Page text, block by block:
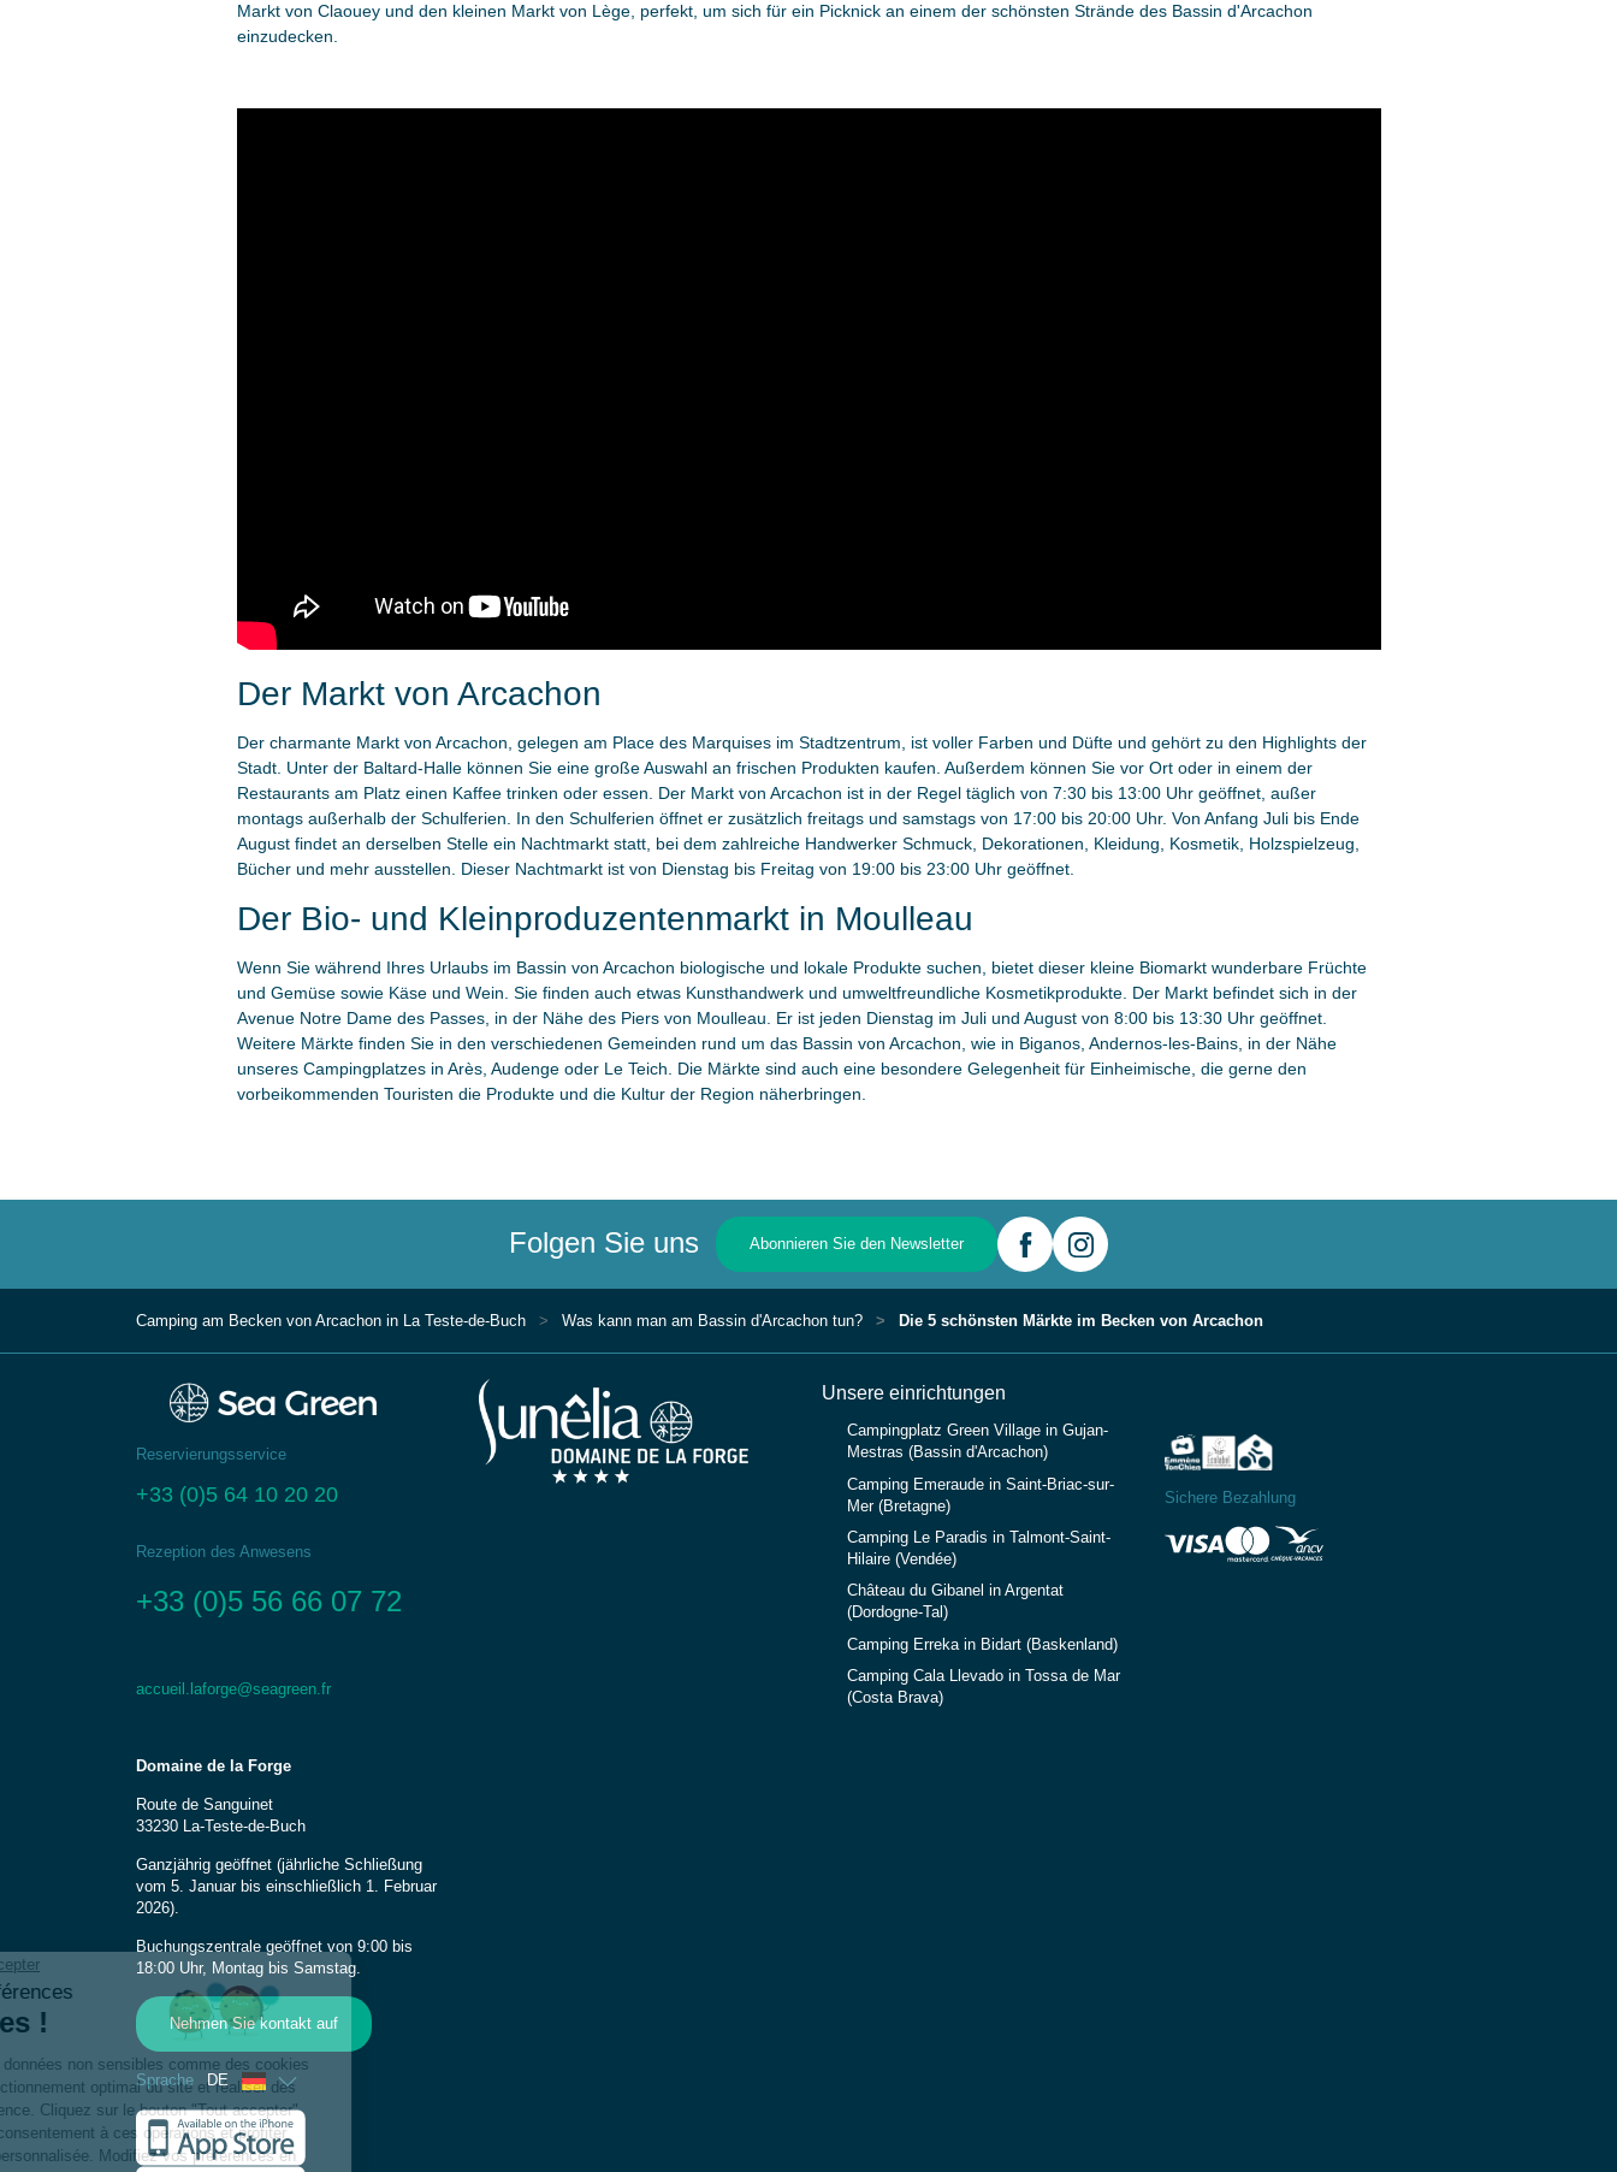
Markt von Claouey und den kleinen Markt von Lège, perfekt, um sich für ein Picknick an einem der schönsten Strände des Bassin d'Arcachon
einzudecken.
Der Markt von Arcachon
Der charmante Markt von Arcachon, gelegen am Place des Marquises im Stadtzentrum, ist voller Farben und Düfte und gehört zu den Highlights der
Stadt. Unter der Baltard-Halle können Sie eine große Auswahl an frischen Produkten kaufen. Außerdem können Sie vor Ort oder in einem der
Restaurants am Platz einen Kaffee trinken oder essen. Der Markt von Arcachon ist in der Regel täglich von 7:30 bis 13:00 Uhr geöffnet, außer
montags außerhalb der Schulferien. In den Schulferien öffnet er zusätzlich freitags und samstags von 17:00 bis 20:00 Uhr. Von Anfang Juli bis Ende
August findet an derselben Stelle ein Nachtmarkt statt, bei dem zahlreiche Handwerker Schmuck, Dekorationen, Kleidung, Kosmetik, Holzspielzeug,
Bücher und mehr ausstellen. Dieser Nachtmarkt ist von Dienstag bis Freitag von 19:00 bis 23:00 Uhr geöffnet.
Der Bio- und Kleinproduzentenmarkt in Moulleau
Wenn Sie während Ihres Urlaubs im Bassin von Arcachon biologische und lokale Produkte suchen, bietet dieser kleine Biomarkt wunderbare Früchte
und Gemüse sowie Käse und Wein. Sie finden auch etwas Kunsthandwerk und umweltfreundliche Kosmetikprodukte. Der Markt befindet sich in der
Avenue Notre Dame des Passes, in der Nähe des Piers von Moulleau. Er ist jeden Dienstag im Juli und August von 8:00 bis 13:30 Uhr geöffnet.
Weitere Märkte finden Sie in den verschiedenen Gemeinden rund um das Bassin von Arcachon, wie in Biganos, Andernos-les-Bains, in der Nähe
unseres Campingplatzes in Arès, Audenge oder Le Teich. Die Märkte sind auch eine besondere Gelegenheit für Einheimische, die gerne den
vorbeikommenden Touristen die Produkte und die Kultur der Region näherbringen.
Folgen Sie uns Abonnieren Sie den Newsletter
Camping am Becken von Arcachon in La Teste-de-Buch Was kann man am Bassin d'Arcachon tun? Die 5 schönsten Märkte im Becken von Arcachon
Reservierungsservice
+33 (0)5 64 10 20 20
Rezeption des Anwesens
+33 (0)5 56 66 07 72
accueil.laforge@seagreen.fr
Domaine de la Forge
Route de Sanguinet
33230 La-Teste-de-Buch
Ganzjährig geöffnet (jährliche Schließung
vom 5. Januar bis einschließlich 1. Februar
2026).
Buchungszentrale geöffnet von 9:00 bis
18:00 Uhr, Montag bis Samstag.
Nehmen Sie kontakt auf
Sprache DE
Französisch
Englisch
Unsere einrichtungen
Campingplatz Green Village in Gujan-
Mestras (Bassin d'Arcachon)
Camping Emeraude in Saint-Briac-sur-
Mer (Bretagne)
Camping Le Paradis in Talmont-Saint-
Hilaire (Vendée)
Château du Gibanel in Argentat
(Dordogne-Tal)
Camping Erreka in Bidart (Baskenland)
Camping Cala Llevado in Tossa de Mar
(Costa Brava)
Sichere Bezahlung